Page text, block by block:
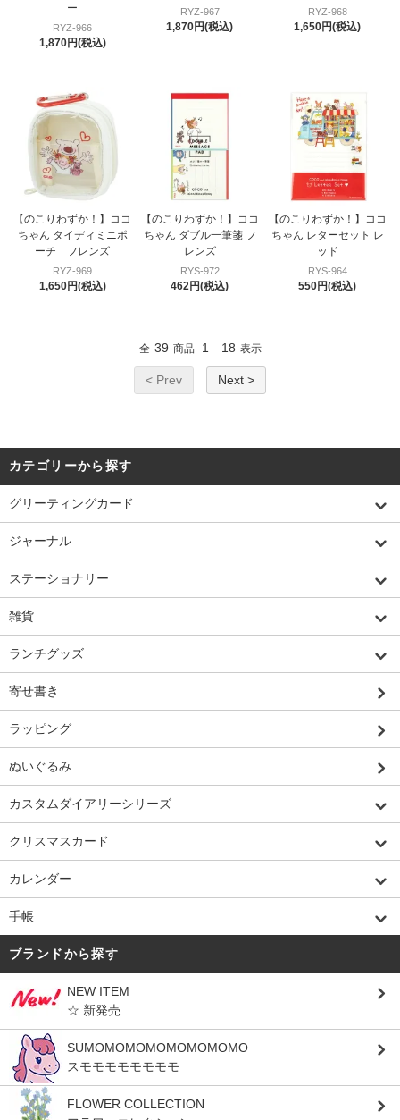
ー
RYZ-966
1,870円(税込)
RYZ-967
1,870円(税込)
RYZ-968
1,650円(税込)
【のこりわずか！】ココ
ちゃん タイディミニポ
ーチ フレンズ
RYZ-969
1,650円(税込)
【のこりわずか！】ココ
ちゃん ダブル一筆箋 フ
レンズ
RYS-972
462円(税込)
【のこりわずか！】ココ
ちゃん レターセット レ
ッド
RYS-964
550円(税込)
全 39 商品 1 - 18 表示
< Prev Next >
カテゴリーから探す
グリーティングカード
ジャーナル
ステーショナリー
雑貨
ランチグッズ
寄せ書き
ラッピング
ぬいぐるみ
カスタムダイアリーシリーズ
クリスマスカード
カレンダー
手帳
ブランドから探す
NEW ITEM
☆ 新発売
SUMOMOMOMOMOMOMOMO
スモモモモモモモモ
FLOWER COLLECTION